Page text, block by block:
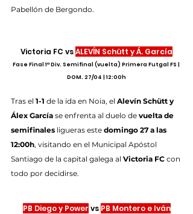
Pabellón de Bergondo.
Victoria FC vs ALEVÍN Schütt y Á. García
Fase Final 1ª Div. Semifinal (vuelta) Primera Futgal FS |
DOM. 27/04 | 12:00h
Tras el 1-1 de la ida en Noia, el Alevín Schütt y
Álex García se enfrenta al duelo de vuelta de
semifinales ligueras este domingo 27 a las
12:00h, visitando en el Municipal Apóstol
Santiago de la capital galega al Victoria FC con
todo por decidirse.
PB Diego y Power vs PB Montero e Iván